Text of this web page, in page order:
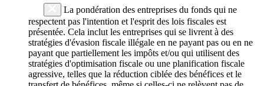
La pondération des entreprises du fonds qui ne
respectent pas l'intention et l'esprit des lois fiscales est
présentée. Cela inclut les entreprises qui se livrent à des
stratégies d'évasion fiscale illégale en ne payant pas ou en ne
payant que partiellement les impôts et/ou qui utilisent des
stratégies d'optimisation fiscale ou une planification fiscale
agressive, telles que la réduction ciblée des bénéfices et le